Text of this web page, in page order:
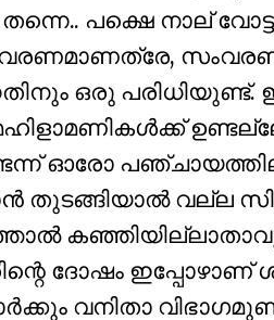
പക്ഷെ നാല്
ഒരു
ഓരോ
തുടങ്ങിയാല്‍ വല്ല
ദോഷം ഇപ്പോഴാണ്
വനിതാ